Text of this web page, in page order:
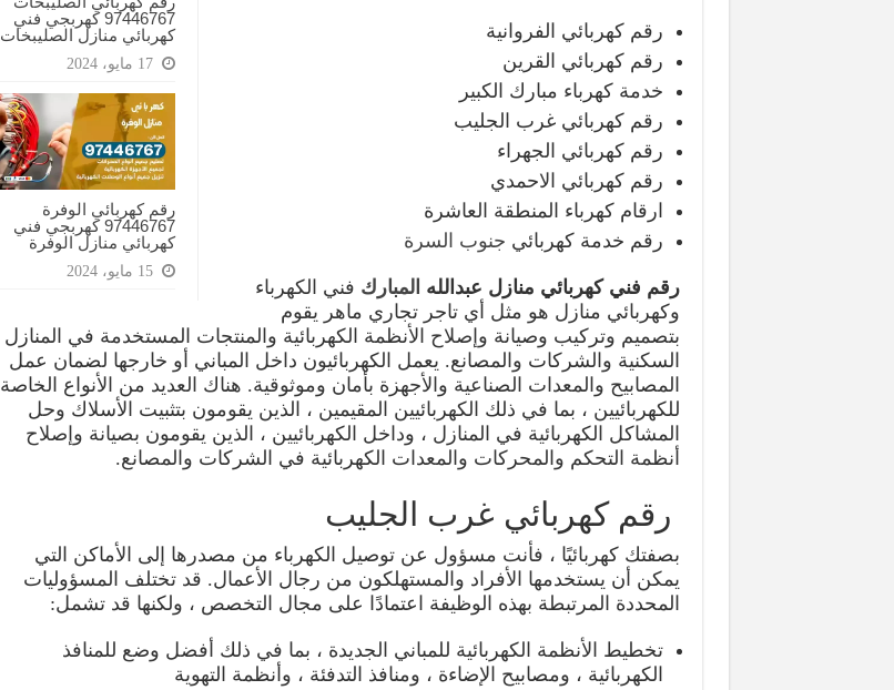
97446767‬ كهربجي فني
كهربائي منازل الصليبخات
17 مايو، 2024
رقم كهربائي الوفرة
97446767‬ كهربجي فني
كهربائي منازل الوفرة
15 مايو، 2024
رقم كهربائي الفروانية
رقم كهربائي القرين
خدمة كهرباء مبارك الكبير
رقم كهربائي غرب الجليب
رقم كهربائي الجهراء
رقم كهربائي الاحمدي
ارقام كهرباء المنطقة العاشرة
رقم خدمة كهربائي جنوب السرة
رقم فني كهربائي منازل عبدالله المبارك فني الكهرباء
وكهربائي منازل هو مثل أي تاجر تجاري ماهر يقوم
بتصميم وتركيب وصيانة وإصلاح الأنظمة الكهربائية والمنتجات المستخدمة في المنازل
السكنية والشركات والمصانع. يعمل الكهربائيون داخل المباني أو خارجها لضمان عمل
المصابيح والمعدات الصناعية والأجهزة بأمان وموثوقية. هناك العديد من الأنواع الخاصة
للكهربائيين ، بما في ذلك الكهربائيين المقيمين ، الذين يقومون بتثبيت الأسلاك وحل
المشاكل الكهربائية في المنازل ، وداخل الكهربائيين ، الذين يقومون بصيانة وإصلاح
أنظمة التحكم والمحركات والمعدات الكهربائية في الشركات والمصانع.
رقم كهربائي غرب الجليب
بصفتك كهربائيًا ، فأنت مسؤول عن توصيل الكهرباء من مصدرها إلى الأماكن التي
يمكن أن يستخدمها الأفراد والمستهلكون من رجال الأعمال. قد تختلف المسؤوليات
المحددة المرتبطة بهذه الوظيفة اعتمادًا على مجال التخصص ، ولكنها قد تشمل:
تخطيط الأنظمة الكهربائية للمباني الجديدة ، بما في ذلك أفضل وضع للمنافذ
الكهربائية ، ومصابيح الإضاءة ، ومنافذ التدفئة ، وأنظمة التهوية